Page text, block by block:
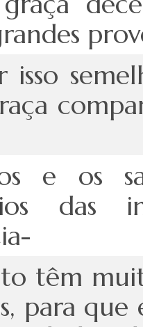
isso
e os
das
têm
para que